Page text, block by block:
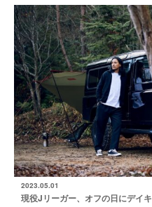
2023.05.01
現役Jリーガー、オフの日にデイ